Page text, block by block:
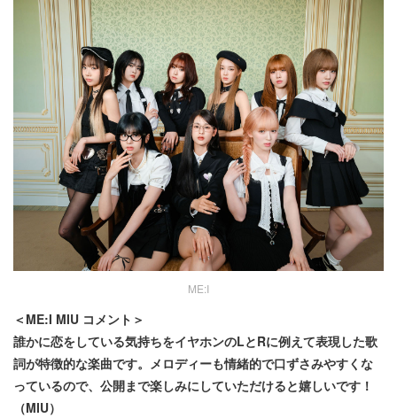
ME:I
＜ME:I MIU コメント＞
誰かに恋をしている気持ちをイヤホンのLとRに例えて表現した歌
詞が特徴的な楽曲です。メロディーも情緒的で口ずさみやすくな
っているので、公開まで楽しみにしていただけると嬉しいです！
（MIU）